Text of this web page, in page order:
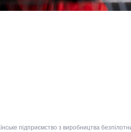
підприємство з виробництва